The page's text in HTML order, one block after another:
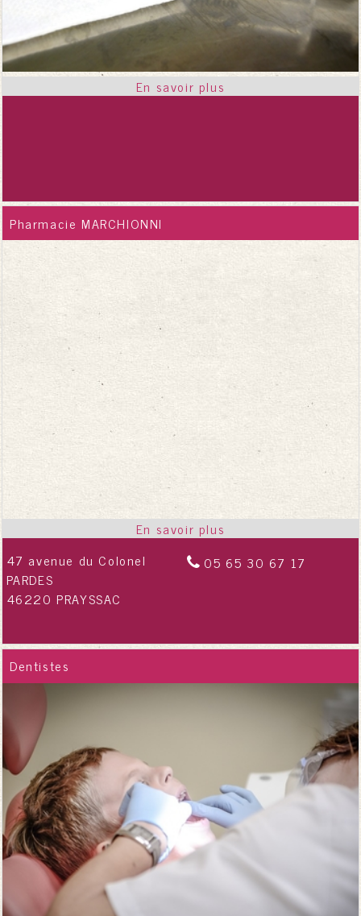
Pharmacie MARCHIONNI
47 avenue du Colonel
PARDES
46220 PRAYSSAC
05 65 30 67 17
Dentistes